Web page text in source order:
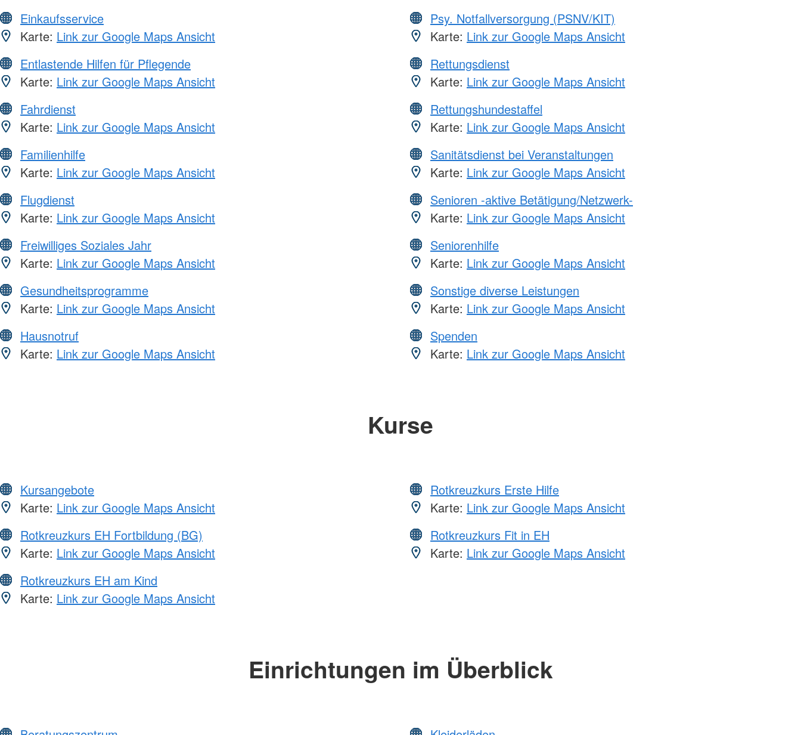
Einkaufsservice
Karte: Link zur Google Maps Ansicht
Entlastende Hilfen für Pflegende
Karte: Link zur Google Maps Ansicht
Fahrdienst
Karte: Link zur Google Maps Ansicht
Familienhilfe
Karte: Link zur Google Maps Ansicht
Flugdienst
Karte: Link zur Google Maps Ansicht
Freiwilliges Soziales Jahr
Karte: Link zur Google Maps Ansicht
Gesundheitsprogramme
Karte: Link zur Google Maps Ansicht
Hausnotruf
Karte: Link zur Google Maps Ansicht
Psy. Notfallversorgung (PSNV/KIT)
Karte: Link zur Google Maps Ansicht
Rettungsdienst
Karte: Link zur Google Maps Ansicht
Rettungshundestaffel
Karte: Link zur Google Maps Ansicht
Sanitätsdienst bei Veranstaltungen
Karte: Link zur Google Maps Ansicht
Senioren -aktive Betätigung/Netzwerk-
Karte: Link zur Google Maps Ansicht
Seniorenhilfe
Karte: Link zur Google Maps Ansicht
Sonstige diverse Leistungen
Karte: Link zur Google Maps Ansicht
Spenden
Karte: Link zur Google Maps Ansicht
Kurse
Kursangebote
Karte: Link zur Google Maps Ansicht
Rotkreuzkurs EH Fortbildung (BG)
Karte: Link zur Google Maps Ansicht
Rotkreuzkurs EH am Kind
Karte: Link zur Google Maps Ansicht
Rotkreuzkurs Erste Hilfe
Karte: Link zur Google Maps Ansicht
Rotkreuzkurs Fit in EH
Karte: Link zur Google Maps Ansicht
Einrichtungen im Überblick